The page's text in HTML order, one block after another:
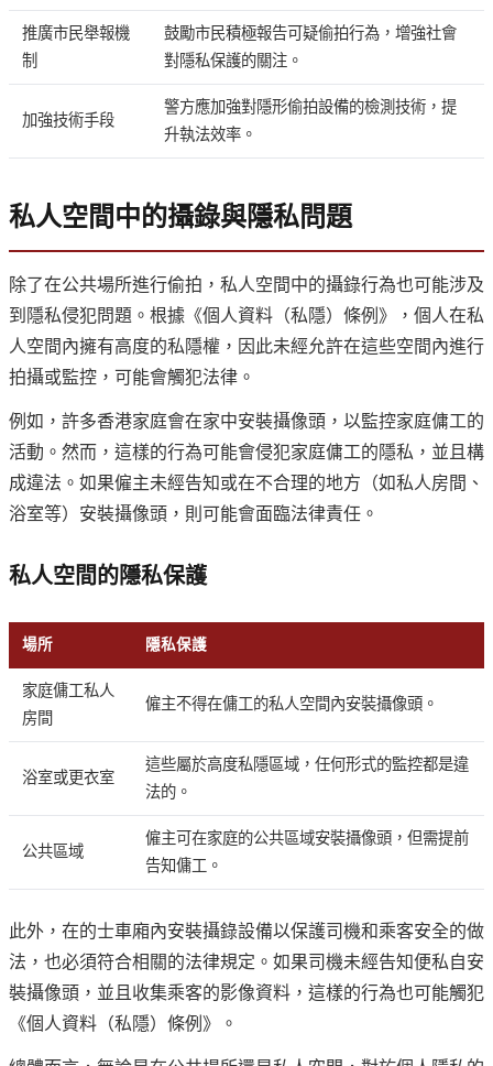
推廣市民舉報機
制
鼓勵市民積極報告可疑偷拍行為，增強社會
對隱私保護的關注。
加強技術手段
警方應加強對隱形偷拍設備的檢測技術，提
升執法效率。
私人空間中的攝錄與隱私問題
除了在公共場所進行偷拍，私人空間中的攝錄行為也可能涉及
到隱私侵犯問題。根據《個人資料（私隱）條例》，個人在私
人空間內擁有高度的私隱權，因此未經允許在這些空間內進行
拍攝或監控，可能會觸犯法律。
例如，許多香港家庭會在家中安裝攝像頭，以監控家庭傭工的
活動。然而，這樣的行為可能會侵犯家庭傭工的隱私，並且構
成違法。如果僱主未經告知或在不合理的地方（如私人房間、
浴室等）安裝攝像頭，則可能會面臨法律責任。
私人空間的隱私保護
場所 隱私保護
家庭傭工私人
房間
僱主不得在傭工的私人空間內安裝攝像頭。
浴室或更衣室
這些屬於高度私隱區域，任何形式的監控都是違
法的。
公共區域
僱主可在家庭的公共區域安裝攝像頭，但需提前
告知傭工。
此外，在的士車廂內安裝攝錄設備以保護司機和乘客安全的做
法，也必須符合相關的法律規定。如果司機未經告知便私自安
裝攝像頭，並且收集乘客的影像資料，這樣的行為也可能觸犯
《個人資料（私隱）條例》。